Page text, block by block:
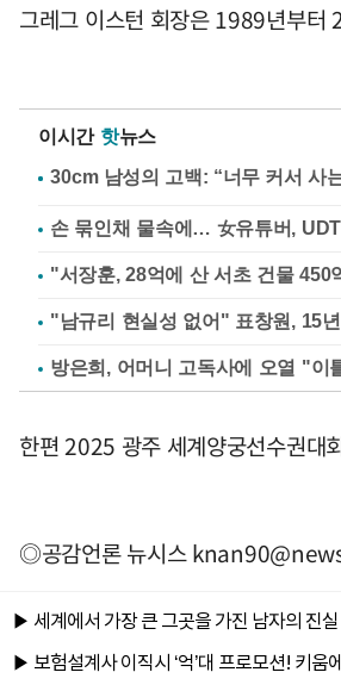
그레그 이스턴 회장은 1989년부터
이시간 핫뉴스
손 묶인채 물속에… 女유튜버,
"서장훈, 28억에 산 서초 건물 450
"남규리 현실성 없어" 표창원, 15
방은희, 어머니 고독사에 오열 "이
한편 2025 광주 세계양궁선수권대
◎공감언론 뉴시스